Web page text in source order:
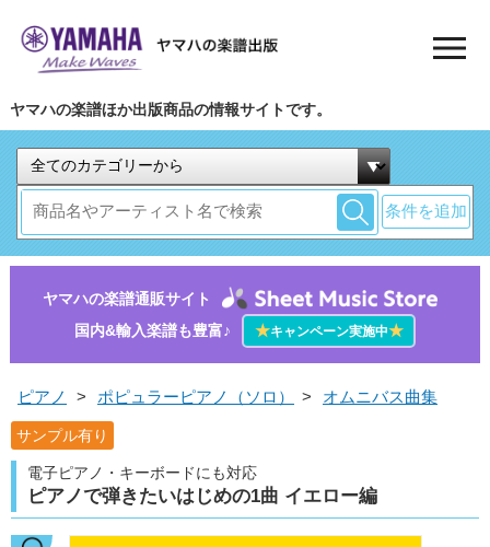
ヤマハの楽譜ほか出版商品の情報サイトです。
条件を追加
ヤマハの楽譜通販サイト
国内&輸入楽譜も豊富♪
★キャンペーン実施中★
ピアノ > ポピュラーピアノ（ソロ） > オムニバス曲集
サンプル有り
電子ピアノ・キーボードにも対応
ピアノで弾きたいはじめの1曲 イエロー編